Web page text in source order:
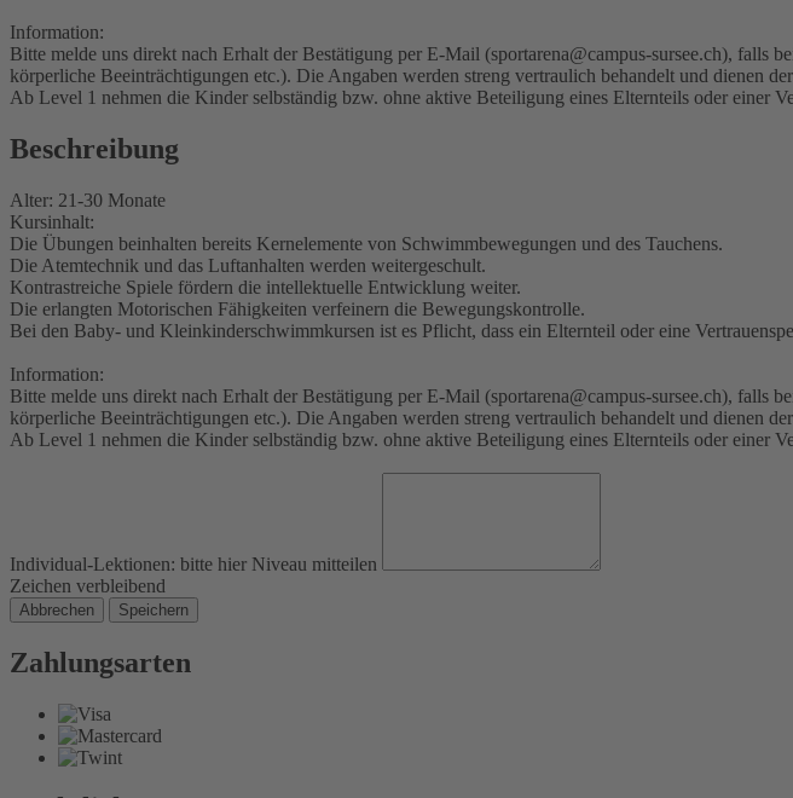
Information:
Bitte melde uns direkt nach Erhalt der Bestätigung per E-Mail (sportarena@campus-sursee.ch),
körperliche Beeinträchtigungen etc.). Die Angaben werden streng vertraulich behandelt und dienen
Ab Level 1 nehmen die Kinder selbständig bzw. ohne aktive Beteiligung eines Elternteils oder einer
Beschreibung
Alter: 21-30 Monate
Kursinhalt:
Die Übungen beinhalten bereits Kernelemente von Schwimmbewegungen und des Tauchens.
Die Atemtechnik und das Luftanhalten werden weitergeschult.
Kontrastreiche Spiele fördern die intellektuelle Entwicklung weiter.
Die erlangten Motorischen Fähigkeiten verfeinern die Bewegungskontrolle.
Bei den Baby- und Kleinkinderschwimmkursen ist es Pflicht, dass ein Elternteil oder eine
Information:
Bitte melde uns direkt nach Erhalt der Bestätigung per E-Mail (sportarena@campus-sursee.ch),
körperliche Beeinträchtigungen etc.). Die Angaben werden streng vertraulich behandelt und dienen
Ab Level 1 nehmen die Kinder selbständig bzw. ohne aktive Beteiligung eines Elternteils oder einer
Individual-Lektionen: bitte hier Niveau mitteilen
Zeichen verbleibend
Abbrechen Speichern
Zahlungsarten